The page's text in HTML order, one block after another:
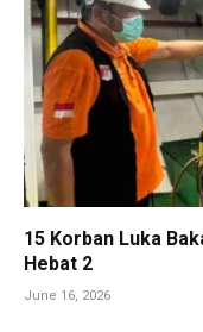
15 Korban Luka
Hebat 2
June 16, 2026